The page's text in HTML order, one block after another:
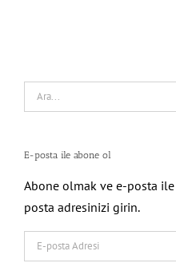
Search
for:
E-posta ile abone ol
Abone olmak ve e-posta
posta adresinizi girin.